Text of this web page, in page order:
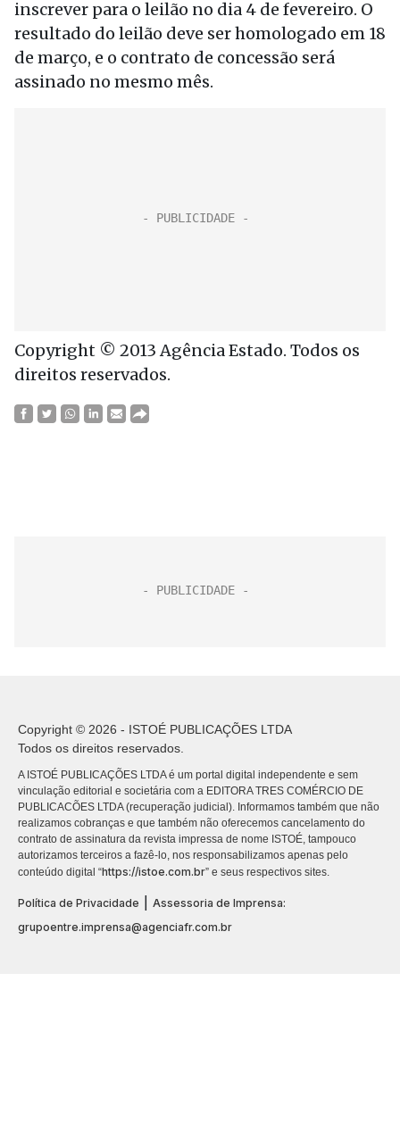
inscrever para o leilão no dia 4 de fevereiro. O
resultado do leilão deve ser homologado em 18
de março, e o contrato de concessão será
assinado no mesmo mês.
Copyright © 2013 Agência Estado. Todos os
direitos reservados.
Copyright © 2026 - ISTOÉ PUBLICAÇÕES LTDA
Todos os direitos reservados.
A ISTOÉ PUBLICAÇÕES LTDA é um portal digital independente e sem
vinculação editorial e societária com a EDITORA TRES COMÉRCIO DE
PUBLICACÕES LTDA (recuperação judicial). Informamos também que não
realizamos cobranças e que também não oferecemos cancelamento do
contrato de assinatura da revista impressa de nome ISTOÉ, tampouco
autorizamos terceiros a fazê-lo, nos responsabilizamos apenas pelo
conteúdo digital “https://istoe.com.br” e seus respectivos sites.
Política de Privacidade
Assessoria de Imprensa:
grupoentre.imprensa@agenciafr.com.br